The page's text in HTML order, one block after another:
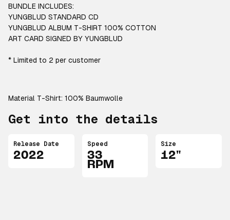
BUNDLE INCLUDES:
YUNGBLUD STANDARD CD
YUNGBLUD ALBUM T-SHIRT 100% COTTON
ART CARD SIGNED BY YUNGBLUD
* Limited to 2 per customer
Material T-Shirt: 100% Baumwolle
Get into the details
Release Date
2022
Speed
33
RPM
Size
12"